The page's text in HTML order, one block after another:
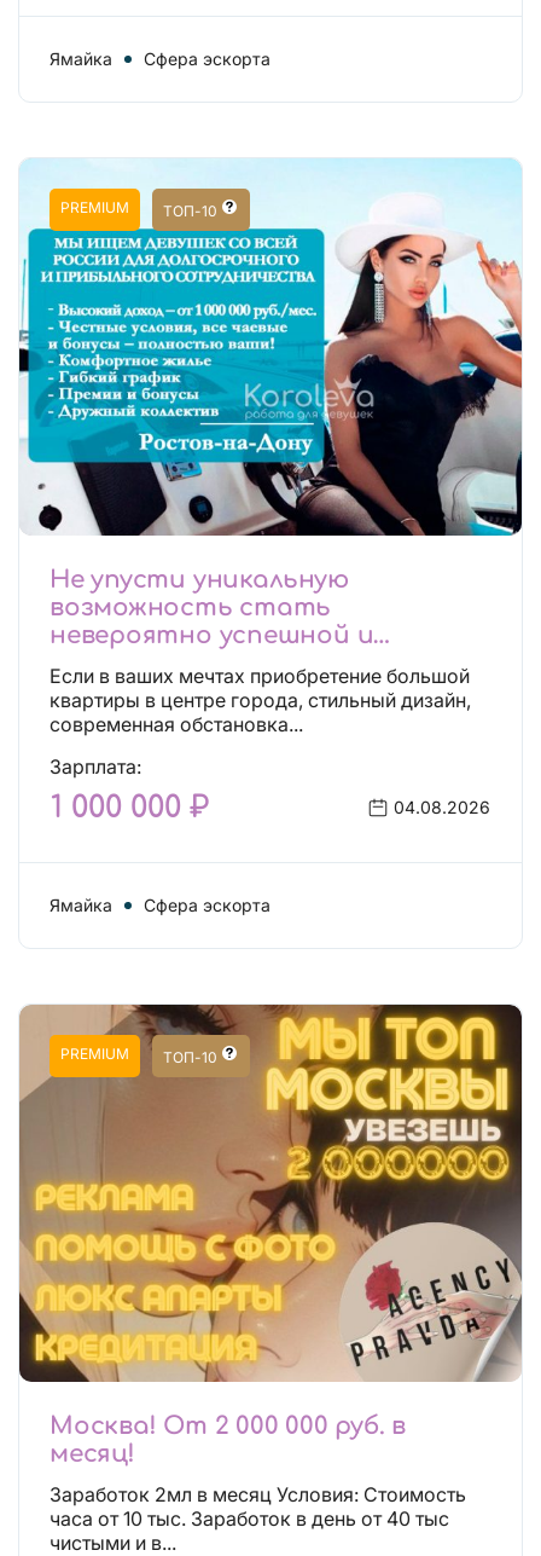
Ямайка Сфера эскорта
PREMIUM ТОП-10
Не упусти уникальную
возможность стать
невероятно успешной и
независимой!
Если в ваших мечтах приобретение большой
квартиры в центре города, стильный дизайн,
современная обстановка...
Зарплата:
1 000 000 ₽ 04.08.2026
Ямайка Сфера эскорта
PREMIUM ТОП-10
Москва! От 2 000 000 руб. в
месяц!
Заработок 2мл в месяц Условия: Стоимость
часа от 10 тыс. Заработок в день от 40 тыс
чистыми и в...